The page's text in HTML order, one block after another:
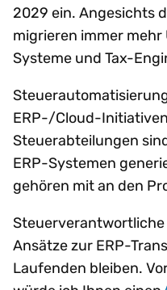
2029 ein. Angesichts
migrieren immer
Systeme und Tax-
ERP-/Cloud-
Steuerabteilungen
ERP-Systemen
gehören mit an den
Ansätze zur ERP-
Laufenden bleiben.